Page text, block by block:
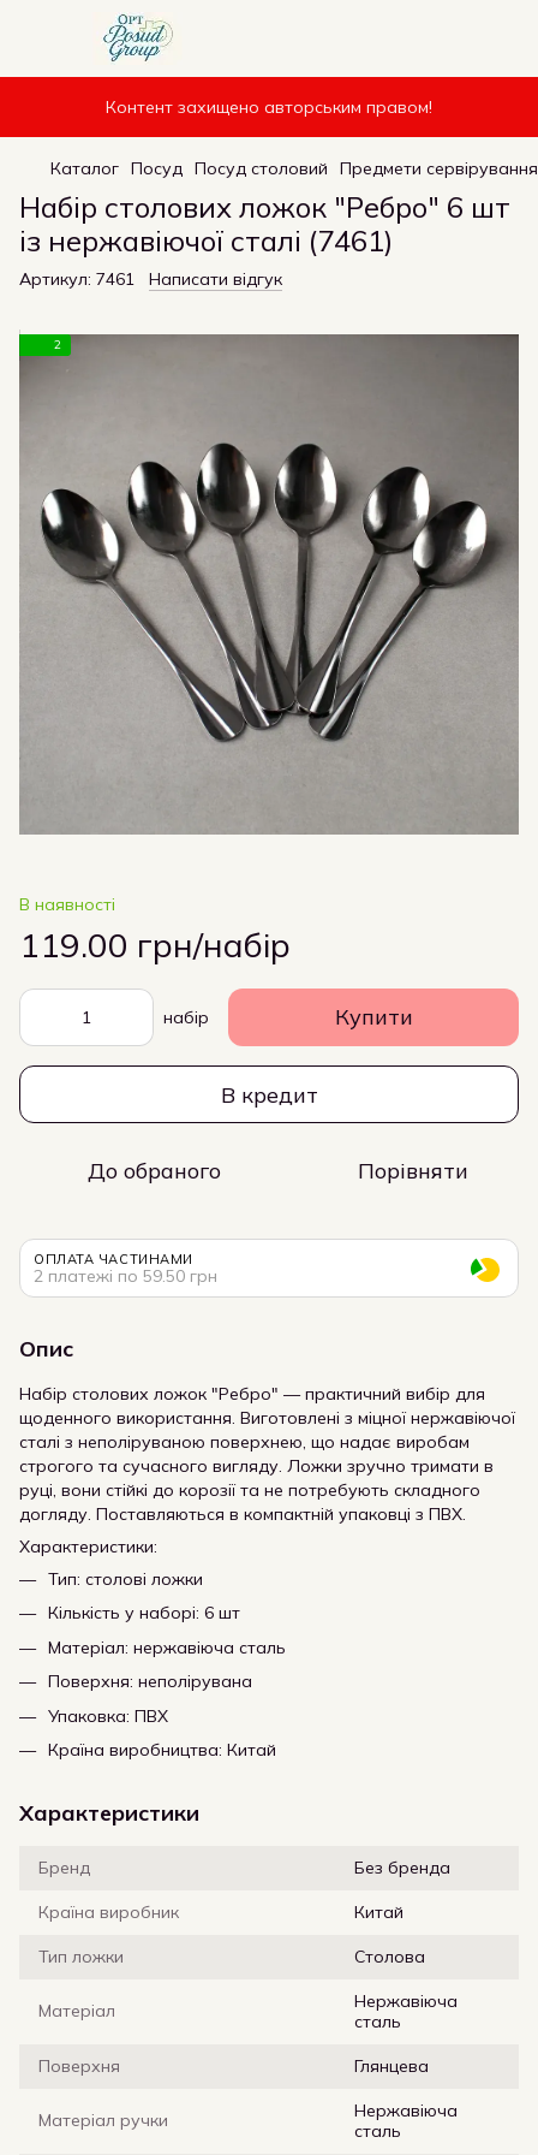
Контент захищено авторським правом!
Каталог Посуд Посуд столовий Предмети сервірування
Набір столових ложок "Ребро" 6 шт
із нержавіючої сталі (7461)
Артикул: 7461 Написати відгук
2
В наявності
119.00 грн/набір
набір Купити
В кредит
До обраного Порівняти
ОПЛАТА ЧАСТИНАМИ
2 платежі по 59.50 грн
Опис
Набір столових ложок "Ребро" — практичний вибір для
щоденного використання. Виготовлені з міцної нержавіючої
сталі з неполіруваною поверхнею, що надає виробам
строгого та сучасного вигляду. Ложки зручно тримати в
руці, вони стійкі до корозії та не потребують складного
догляду. Поставляються в компактній упаковці з ПВХ.
Характеристики:
Тип: столові ложки
Кількість у наборі: 6 шт
Матеріал: нержавіюча сталь
Поверхня: неполірувана
Упаковка: ПВХ
Країна виробництва: Китай
Характеристики
Бренд Без бренда
Країна виробник Китай
Тип ложки Столова
Матеріал
Нержавіюча
сталь
Поверхня Глянцева
Матеріал ручки
Нержавіюча
сталь